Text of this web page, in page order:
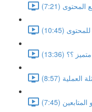
(7:21)
(10:45)
؟؟ (13:36)
(8:57)
(7:45)